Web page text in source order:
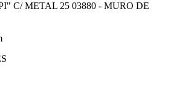
C/ METAL 25 03880 - MURO DE